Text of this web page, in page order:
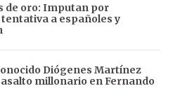
de oro: Imputan por
a españoles y
Diógenes Martínez
millonario en Fernando